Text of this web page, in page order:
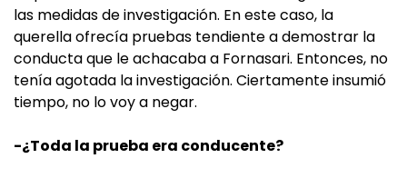
las medidas de investigación. En este caso, la
querella ofrecía pruebas tendiente a demostrar la
conducta que le achacaba a Fornasari. Entonces, no
tenía agotada la investigación. Ciertamente insumió
tiempo, no lo voy a negar.
-¿Toda la prueba era conducente?